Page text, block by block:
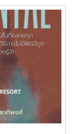
างวัลสูงสุด
าว 17 นาที 17
มโสดา หนัง
ครอบครัวจาก
อซื้อและสร้าง
เขาไปสู่การ
ด้เสมอ คณะฯ ขอ
นาโครงการ
วามยินดีกับทั้ง
งที่มา